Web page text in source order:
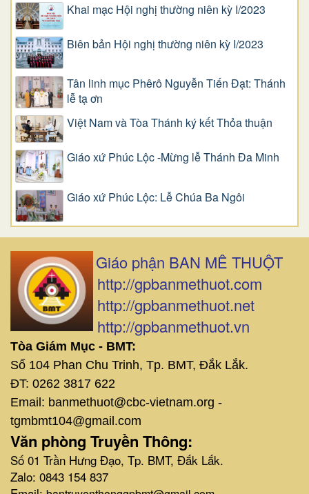
Khai mạc Hội nghị thường niên kỳ I/2023
Biên bản Hội nghị thường niên kỳ I/2023
Tân linh mục Phêrô Nguyễn Tiến Đạt: Thánh
lễ tạ ơn
Việt Nam và Tòa Thánh ký kết Thỏa thuận
Giáo xứ Phúc Lộc -Mừng lễ Thánh Đa Minh
Giáo xứ Phúc Lộc: Lễ Chúa Ba Ngôi
Giáo phận BAN MÊ THUỘT
http://gpbanmethuot.com
http://gpbanmethuot.net
http://gpbanmethuot.vn
Tòa Giám Mục - BMT:
Số 104 Phan Chu Trinh, Tp. BMT, Đắk Lắk.
ĐT: 0262 3817 622
Email: banmethuot@cbc-vietnam.org -
tgmbmt104@gmail.com
Văn phòng Truyền Thông:
Số 01 Trần Hưng Đạo, Tp. BMT, Đắk Lắk.
Zalo: 0843 154 837